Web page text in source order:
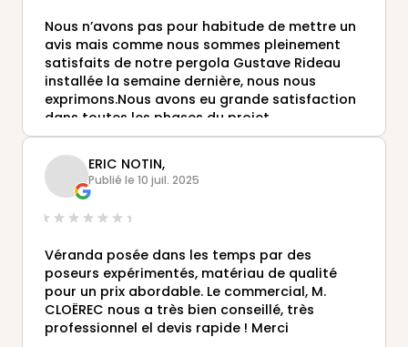
Nous n’avons pas pour habitude de mettre un
avis mais comme nous sommes pleinement
satisfaits de notre pergola Gustave Rideau
installée la semaine dernière, nous nous
exprimons.Nous avons eu grande satisfaction
dans toutes les phases du projet.
Au stade commercial, excellent contact avec
Mr Olivier Cloerec, personne très à l’écoute du
client, maîtrisant parfaitement son produit et
par ailleurs fort sympathique.
Au stade administratif : efficacité de
l’architecte ds le cadre de la DP.
Informations régulières de la part du siège
concernant le délai de fabrication jusqu’à la
livraison.
Au stade de l’exécution : travail très soigné
avec efficacité.
Conclusion : c’est très volontiers que nous
ERIC NOTIN,
Publié le 10 juil. 2025
Véranda posée dans les temps par des
poseurs expérimentés, matériau de qualité
pour un prix abordable. Le commercial, M.
CLOËREC nous a très bien conseillé, très
professionnel el devis rapide ! Merci